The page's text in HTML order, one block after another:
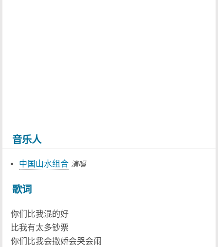
音乐人
中国山水组合 演唱
歌词
你们比我混的好
比我有太多钞票
你们比我会撒娇会哭会闹